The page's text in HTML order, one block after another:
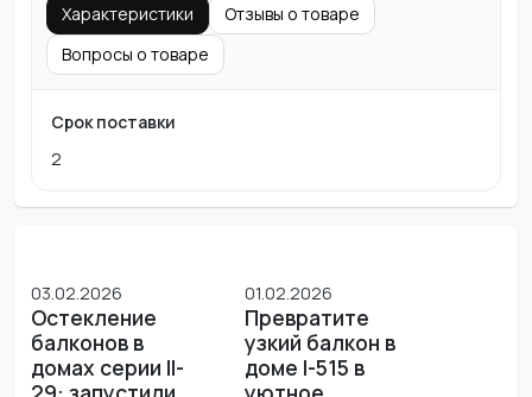
Характеристики
Отзывы о товаре
Вопросы о товаре
Срок поставки
2
03.02.2026
Остекление
балконов в
домах серии II-
01.02.2026
Превратите
узкий балкон в
доме I-515 в